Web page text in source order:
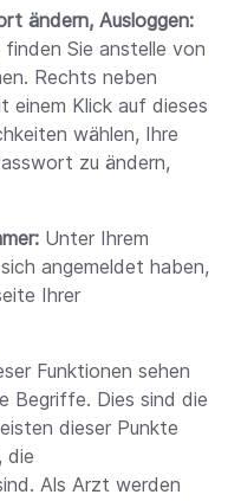
ändern, Ausloggen:
Sie anstelle von
Rechts neben
einem Klick auf dieses
wählen, Ihre
zu ändern,
Unter Ihrem
angemeldet haben,
Ihrer
Funktionen sehen
Begriffe. Dies sind die
dieser Punkte
die
Als Arzt werden